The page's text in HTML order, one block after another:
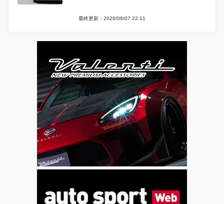
最終更新：2026/08/07 22:11